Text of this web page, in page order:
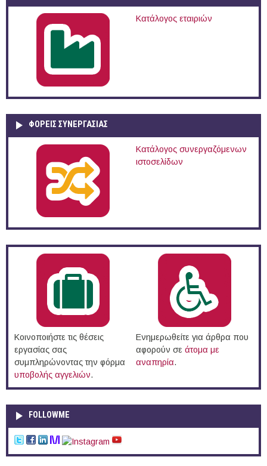
Κατάλογος εταιριών
ΦΟΡΕΙΣ ΣΥΝΕΡΓΑΣΙΑΣ
Κατάλογος συνεργαζόμενων
ιστοσελίδων
Κοινοποιήστε τις θέσεις
εργασίας σας
συμπληρώνοντας την φόρμα
υποβολής αγγελιών.
Ενημερωθείτε για άρθρα που
αφορούν σε άτομα με
αναπηρία.
FOLLOWME